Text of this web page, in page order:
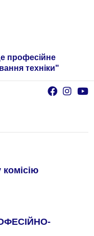
професійне
техніки"